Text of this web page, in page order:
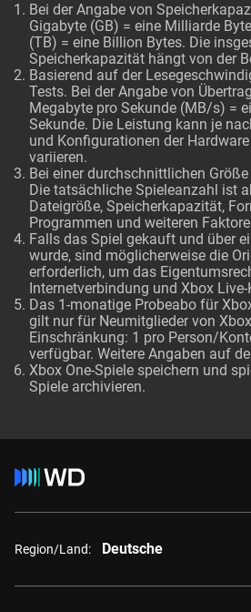
Bei der Angabe von
Gigabyte (GB) = eine Milliarde
(TB) = eine Billion Bytes. Die
Speicherkapazität hängt von der
Basierend auf der
Tests. Bei der Angabe von
Megabyte pro Sekunde (MB/s) =
Sekunde. Die Leistung kann je
und Konfigurationen der
variieren.
Bei einer durchschnittlichen
Die tatsächliche Spieleanzahl ist
Dateigröße, Speicherkapazität,
Programmen und weiteren
Falls das Spiel gekauft und über
wurde, sind möglicherweise die
erforderlich, um das
Internetverbindung und Xbox
Das 1-monatige Probeabo für
gilt nur für Neumitglieder von
Einschränkung: 1 pro Person/
verfügbar. Weitere Angaben auf
Xbox One-Spiele speichern und
Spiele archivieren.
Region/Land: Deutsche